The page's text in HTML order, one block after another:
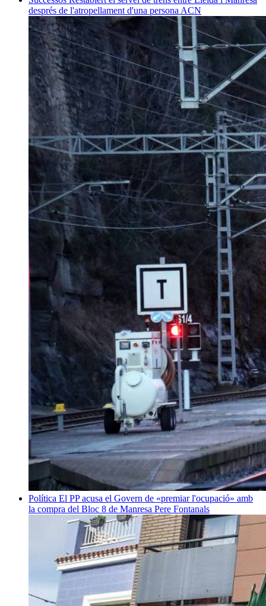
després de l'atropellament d'una persona ACN
Política El PP acusa el Govern de «premiar l'ocupació» amb
la compra del Bloc 8 de Manresa Pere Fontanals